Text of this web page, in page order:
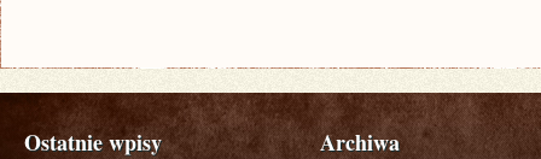
Ostatnie wpisy Archiwa